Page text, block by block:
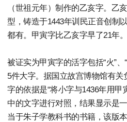
（世祖元年）制作的乙亥字。乙
型，铸造于1443年训民正音创制
都有。甲寅字比乙亥字早了21年。
被证实为甲寅字的活字包括“火”、
5件大字。据国立故宫博物馆有关
字的依据是“将小字与1436年用甲
中的文字进行对照，结果显示是
当于朱子学教科书的书籍，该版